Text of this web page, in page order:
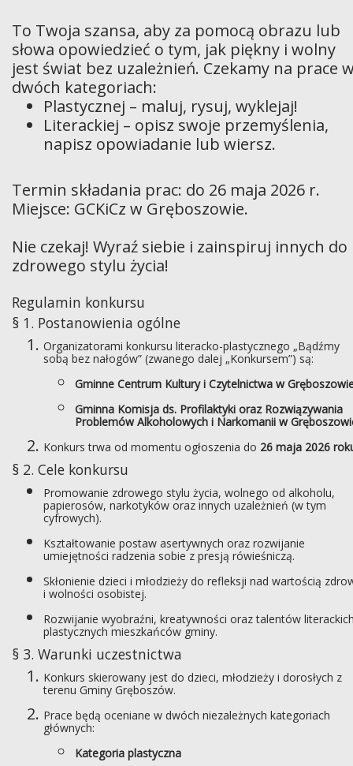
To Twoja szansa, aby za pomocą obrazu lub
słowa opowiedzieć o tym, jak piękny i wolny
jest świat bez uzależnień. Czekamy na prace
dwóch kategoriach:
Plastycznej – maluj, rysuj, wyklejaj!
Literackiej – opisz swoje przemyślenia,
napisz opowiadanie lub wiersz.
Termin składania prac: do 26 maja 2026 r.
Miejsce: GCKiCz w Gręboszowie.
Nie czekaj! Wyraź siebie i zainspiruj innych do
zdrowego stylu życia!
Regulamin konkursu
§ 1. Postanowienia ogólne
Organizatorami konkursu literacko-plastycznego „Bądźmy
sobą bez nałogów” (zwanego dalej „Konkursem”) są:
Gminne Centrum Kultury i Czytelnictwa w
Gminna Komisja ds. Profilaktyki oraz Rozwiązywania
Problemów Alkoholowych i Narkomanii w
Konkurs trwa od momentu ogłoszenia do 26 maja 2026
§ 2. Cele konkursu
Promowanie zdrowego stylu życia, wolnego od alkoholu,
papierosów, narkotyków oraz innych uzależnień (w tym
cyfrowych).
Kształtowanie postaw asertywnych oraz rozwijanie
umiejętności radzenia sobie z presją rówieśniczą.
Skłonienie dzieci i młodzieży do refleksji nad wartością
i wolności osobistej.
Rozwijanie wyobraźni, kreatywności oraz talentów
plastycznych mieszkańców gminy.
§ 3. Warunki uczestnictwa
Konkurs skierowany jest do dzieci, młodzieży i dorosłych z
terenu Gminy Gręboszów.
Prace będą oceniane w dwóch niezależnych kategoriach
głównych:
Kategoria plastyczna